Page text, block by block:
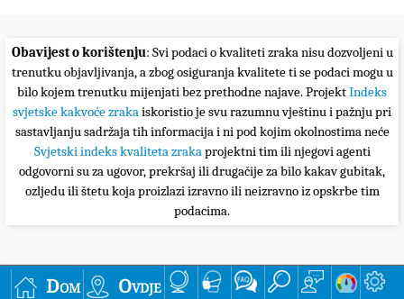
Obavijest o korištenju: Svi podaci o kvaliteti zraka nisu dozvoljeni u
trenutku objavljivanja, a zbog osiguranja kvalitete ti se podaci mogu u
bilo kojem trenutku mijenjati bez prethodne najave. ProjektIndeks
svjetske kakvoće zrakaiskoristio je svu razumnu vještinu i pažnju pri
sastavljanju sadržaja tih informacija i ni pod kojim okolnostima neće
Svjetski indeks kvaliteta zrakaprojektni tim ili njegovi agenti
odgovorni su za ugovor, prekršaj ili drugačije za bilo kakav gubitak,
ozljedu ili štetu koja proizlazi izravno ili neizravno iz opskrbe tim
podacima.
Dom Ovdje